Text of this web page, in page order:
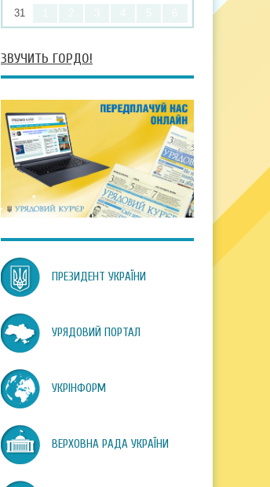
31
ЗВУЧИТЬ ГОРДО!
ПРЕЗИДЕНТ УКРАЇНИ
УРЯДОВИЙ ПОРТАЛ
УКРІНФОРМ
ВЕРХОВНА РАДА УКРАЇНИ